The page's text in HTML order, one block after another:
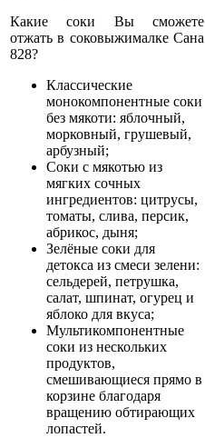
Какие соки Вы сможете
отжать в соковыжималке Сана
828?
Классические
монокомпонентные соки
без мякоти: яблочный,
морковный, грушевый,
арбузный;
Соки с мякотью из
мягких сочных
ингредиентов: цитрусы,
томаты, слива, персик,
абрикос, дыня;
Зелёные соки для
детокса из смеси зелени:
сельдерей, петрушка,
салат, шпинат, огурец и
яблоко для вкуса;
Мультикомпонентные
соки из нескольких
продуктов,
смешивающиеся прямо в
корзине благодаря
вращению обтирающих
лопастей.